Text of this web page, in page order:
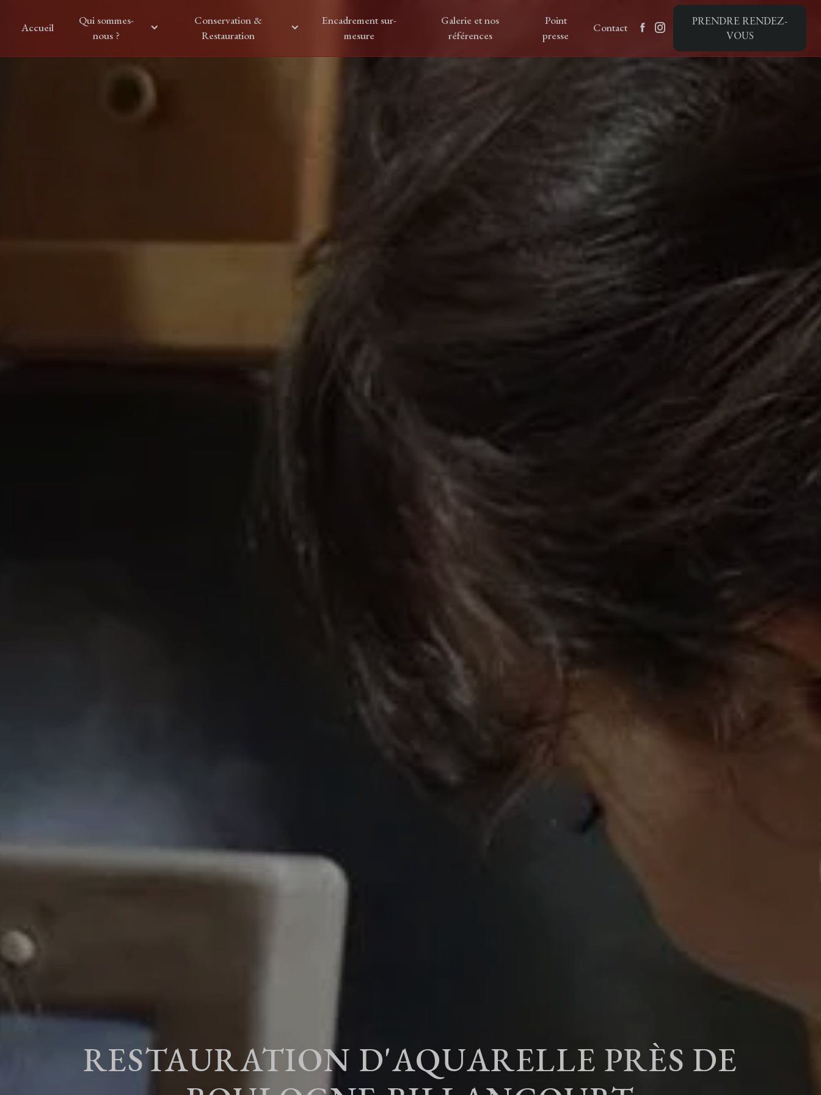
Accueil
Qui sommes-
nous ?
Conservation &
Restauration
Encadrement sur-
mesure
Galerie et nos
références
Point
presse
Contact
PRENDRE RENDEZ-
VOUS
RESTAURATION D'AQUARELLE PRÈS DE